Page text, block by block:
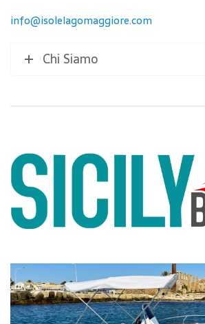
info@isolelagomaggiore.com
Chi Siamo